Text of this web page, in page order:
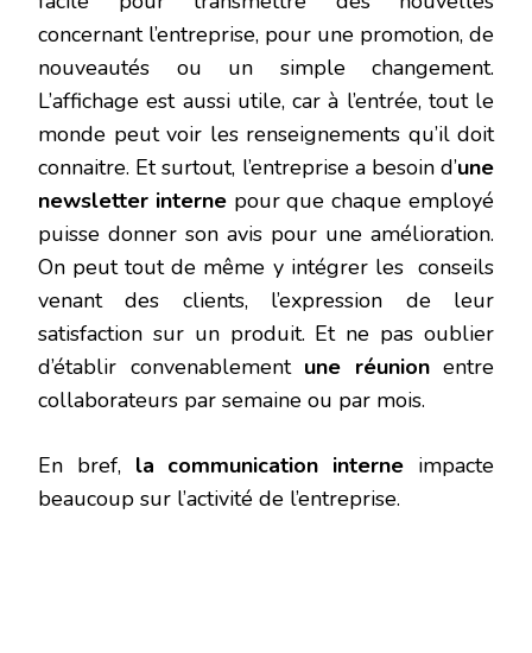
concernant l’entreprise, pour une promotion, de
nouveautés ou un simple changement.
L’affichage est aussi utile, car à l’entrée, tout le
monde peut voir les renseignements qu’il doit
connaitre. Et surtout, l’entreprise a besoin d’une
newsletter interne pour que chaque employé
puisse donner son avis pour une amélioration.
On peut tout de même y intégrer les conseils
venant des clients, l’expression de leur
satisfaction sur un produit. Et ne pas oublier
d’établir convenablement une réunionentre
collaborateurs par semaine ou par mois.
En bref, la communication interne impacte
beaucoup sur l’activité de l’entreprise.